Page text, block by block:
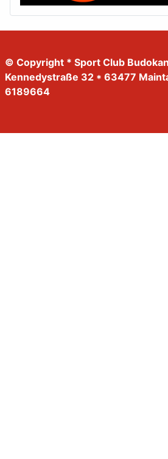
© Copyright * Sport Club
Kennedystraße 32 * 63477
6189664